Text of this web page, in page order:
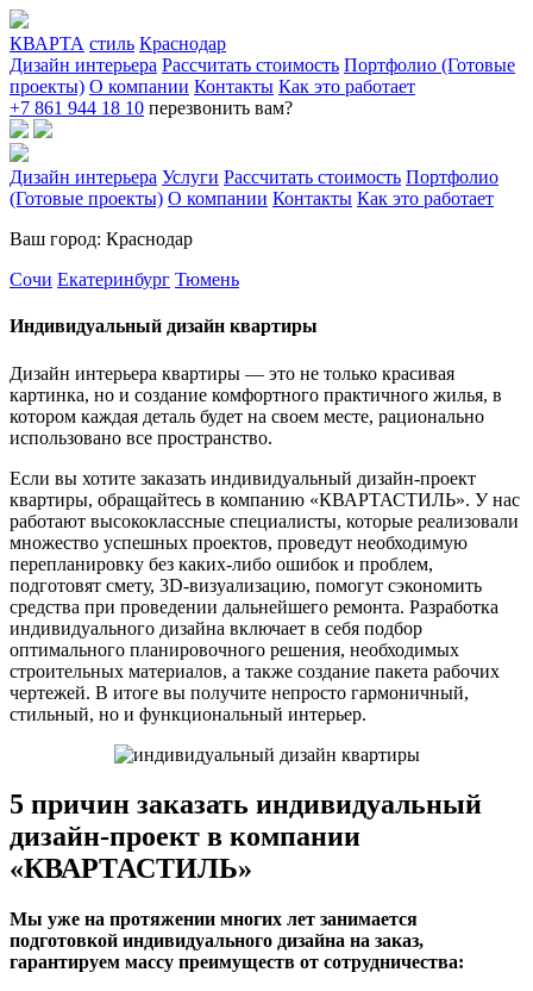
КВАРТА стиль Краснодар
Дизайн интерьера Рассчитать стоимость Портфолио (Готовые
проекты) О компании Контакты Как это работает
+7 861 944 18 10 перезвонить вам?
Дизайн интерьера Услуги Рассчитать стоимость Портфолио
(Готовые проекты) О компании Контакты Как это работает
Ваш город: Краснодар
Сочи Екатеринбург Тюмень
Индивидуальный дизайн квартиры
Дизайн интерьера квартиры — это не только красивая
картинка, но и создание комфортного практичного жилья, в
котором каждая деталь будет на своем месте, рационально
использовано все пространство.
Если вы хотите заказать индивидуальный дизайн-проект
квартиры, обращайтесь в компанию «КВАРТАСТИЛЬ». У нас
работают высококлассные специалисты, которые реализовали
множество успешных проектов, проведут необходимую
перепланировку без каких-либо ошибок и проблем,
подготовят смету, 3D-визуализацию, помогут сэкономить
средства при проведении дальнейшего ремонта. Разработка
индивидуального дизайна включает в себя подбор
оптимального планировочного решения, необходимых
строительных материалов, а также создание пакета рабочих
чертежей. В итоге вы получите непросто гармоничный,
стильный, но и функциональный интерьер.
5 причин заказать индивидуальный
дизайн-проект в компании
«КВАРТАСТИЛЬ»
Мы уже на протяжении многих лет занимается
подготовкой индивидуального дизайна на заказ,
гарантируем массу преимуществ от сотрудничества: